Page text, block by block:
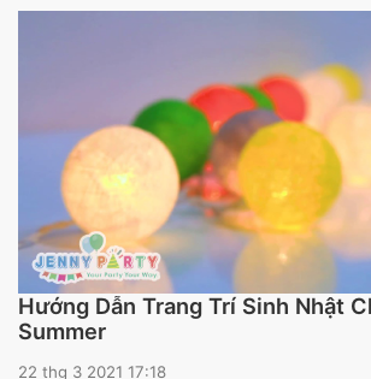
Hướng Dẫn Trang Trí Sinh Nhật
Summer
22 thg 3 2021 17:18